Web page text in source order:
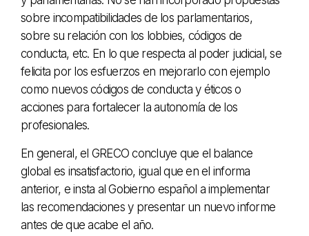
sobre incompatibilidades de los parlamentarios,
sobre su relación con los lobbies, códigos de
conducta, etc. En lo que respecta al poder judicial, se
felicita por los esfuerzos en mejorarlo con ejemplo
como nuevos códigos de conducta y éticos o
acciones para fortalecer la autonomía de los
profesionales.
En general, el GRECO concluye que el balance
global es insatisfactorio, igual que en el informa
anterior, e insta al Gobierno español a implementar
las recomendaciones y presentar un nuevo informe
antes de que acabe el año.